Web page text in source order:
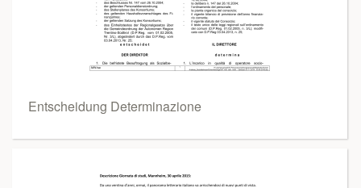
Entscheidung Determinazione